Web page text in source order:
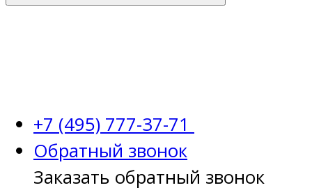
+7 (495) 777-37-71
Обратный звонок
Заказать обратный звонок